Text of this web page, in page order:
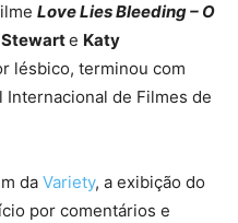
Love Lies Bleeding – O
e Katy
lésbico, terminou com
de Filmes de
da Variety, a exibição do
por comentários e